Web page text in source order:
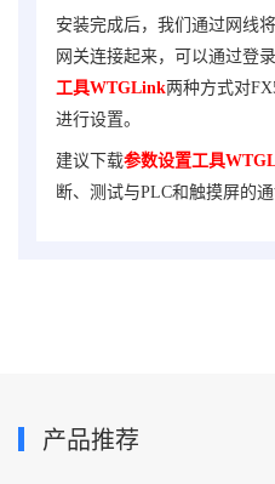
安装完成后，我们通过网线
网关连接起来，可以通过登
工具WTGLink两种方式对
进行设置。
建议下载参数设置工具
断、测试与PLC和触摸屏的通
产品推荐